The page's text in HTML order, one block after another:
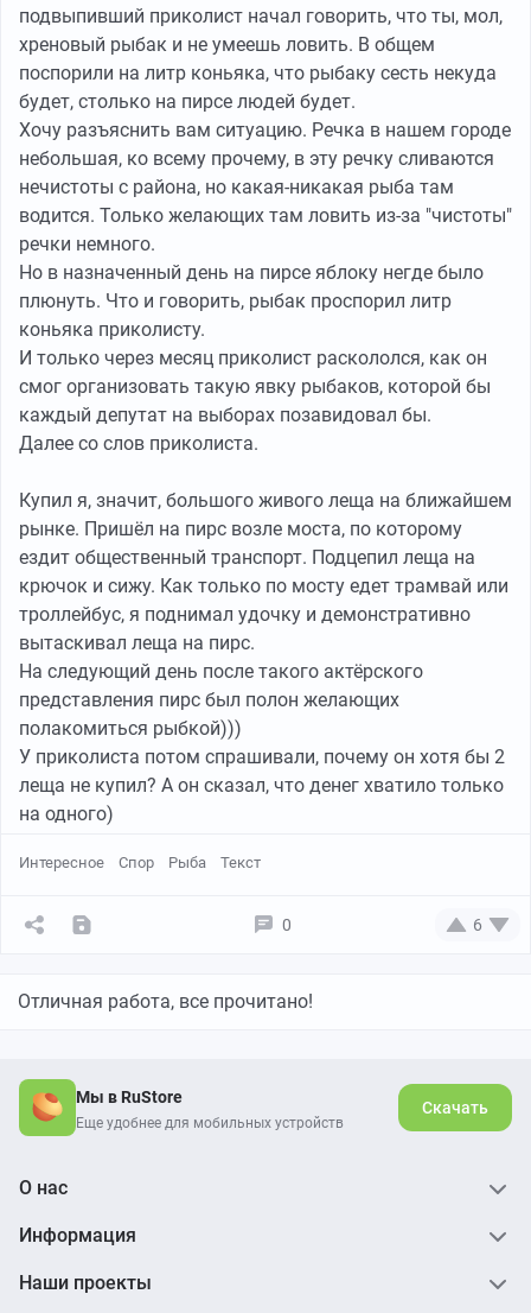
подвыпивший приколист начал говорить, что ты, мол,
хреновый рыбак и не умеешь ловить. В общем
поспорили на литр коньяка, что рыбаку сесть некуда
будет, столько на пирсе людей будет.
Хочу разъяснить вам ситуацию. Речка в нашем городе
небольшая, ко всему прочему, в эту речку сливаются
нечистоты с района, но какая-никакая рыба там
водится. Только желающих там ловить из-за "чистоты"
речки немного.
Но в назначенный день на пирсе яблоку негде было
плюнуть. Что и говорить, рыбак проспорил литр
коньяка приколисту.
И только через месяц приколист раскололся, как он
смог организовать такую явку рыбаков, которой бы
каждый депутат на выборах позавидовал бы.
Далее со слов приколиста.
Купил я, значит, большого живого леща на ближайшем
рынке. Пришёл на пирс возле моста, по которому
ездит общественный транспорт. Подцепил леща на
крючок и сижу. Как только по мосту едет трамвай или
троллейбус, я поднимал удочку и демонстративно
вытаскивал леща на пирс.
На следующий день после такого актёрского
представления пирс был полон желающих
полакомиться рыбкой)))
У приколиста потом спрашивали, почему он хотя бы 2
леща не купил? А он сказал, что денег хватило только
на одного)
Интересное Спор Рыба Текст
0 6
Отличная работа, все прочитано!
Мы в RuStore
Еще удобнее для мобильных устройств
Скачать
О нас
Информация
Наши проекты